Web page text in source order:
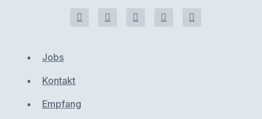
Jobs
Kontakt
Empfang